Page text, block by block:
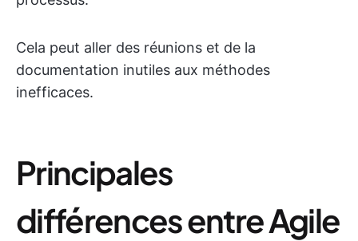
Cela peut aller des réunions et de la
documentation inutiles aux méthodes
inefficaces.
Principales
différences entre Agile